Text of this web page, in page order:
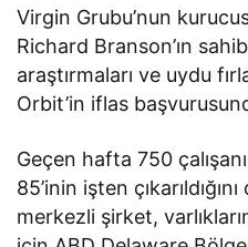
Virgin Grubu’nun
Richard Branson’ın
araştırmaları ve uydu
Orbit’in iflas
Geçen hafta 750
85’inin işten
merkezli şirket,